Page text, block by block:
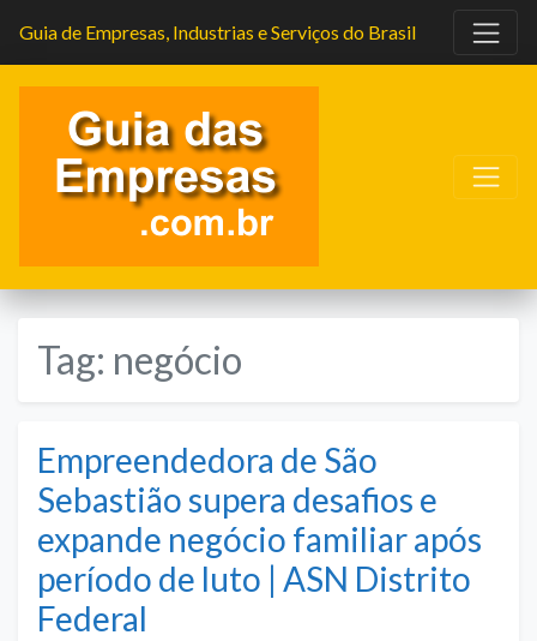
Guia de Empresas, Industrias e Serviços do Brasil
Tag: negócio
Empreendedora de São
Sebastião supera desafios e
expande negócio familiar após
período de luto | ASN Distrito
Federal